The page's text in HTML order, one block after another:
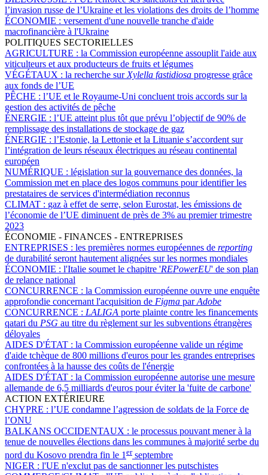
l’invasion russe de l’Ukraine et les violations des droits de l’homme
ÉCONOMIE : versement d'une nouvelle tranche d'aide
macrofinancière à l'Ukraine
POLITIQUES SECTORIELLES
AGRICULTURE : la Commission européenne assouplit l'aide aux
viticulteurs et aux producteurs de fruits et légumes
VÉGÉTAUX : la recherche sur Xylella fastidiosa progresse grâce
aux fonds de l’UE
PÊCHE : l’UE et le Royaume-Uni concluent trois accords sur la
gestion des activités de pêche
ÉNERGIE : l’UE atteint plus tôt que prévu l’objectif de 90% de
remplissage des installations de stockage de gaz
ÉNERGIE : l’Estonie, la Lettonie et la Lituanie s’accordent sur
l’intégration de leurs réseaux électriques au réseau continental
européen
NUMÉRIQUE : législation sur la gouvernance des données, la
Commission met en place des logos communs pour identifier les
prestataires de services d'intermédiation reconnus
CLIMAT : gaz à effet de serre, selon Eurostat, les émissions de
l’économie de l’UE diminuent de près de 3% au premier trimestre
2023
ÉCONOMIE - FINANCES - ENTREPRISES
ENTREPRISES : les premières normes européennes de reporting
de durabilité seront hautement alignées sur les normes mondiales
ÉCONOMIE : l'Italie soumet le chapitre 'REPowerEU' de son plan
de relance national
CONCURRENCE : la Commission européenne ouvre une enquête
approfondie concernant l'acquisition de Figma parAdobe
CONCURRENCE : LALIGA porte plainte contre les financements
qatari du PSG au titre du règlement sur les subventions étrangères
déloyales
AIDES D'ÉTAT : la Commission européenne valide un régime
d'aide tchèque de 800 millions d'euros pour les grandes entreprises
confrontées à la hausse des coûts de l'énergie
AIDES D'ÉTAT : la Commission européenne autorise une mesure
allemande de 6,5 milliards d'euros pour éviter la 'fuite de carbone'
ACTION EXTÉRIEURE
CHYPRE : l’UE condamne l’agression de soldats de la Force de
l’ONU
BALKANS OCCIDENTAUX : le processus pouvant mener à la
tenue de nouvelles élections dans les communes à majorité serbe du
nord du Kosovo prendra fin le 1 erseptembre
NIGER : l'UE n'exclut pas de sanctionner les putschistes